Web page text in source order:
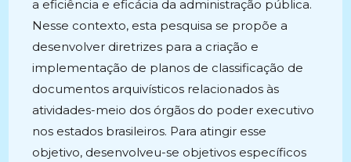
a eficiência e eficácia da administração pública.
Nesse contexto, esta pesquisa se propõe a
desenvolver diretrizes para a criação e
implementação de planos de classificação de
documentos arquivísticos relacionados às
atividades-meio dos órgãos do poder executivo
nos estados brasileiros. Para atingir esse
objetivo, desenvolveu-se objetivos específicos